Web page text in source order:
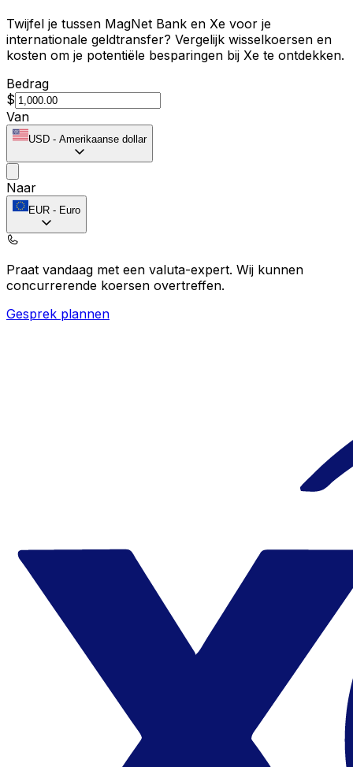
Twijfel je tussen MagNet Bank en Xe voor je
internationale geldtransfer? Vergelijk wisselkoersen en
kosten om je potentiële besparingen bij Xe te ontdekken.
Bedrag
$
Van
USD - Amerikaanse dollar
Naar
EUR - Euro
Praat vandaag met een valuta-expert. Wij kunnen
concurrerende koersen overtreffen.
Gesprek plannen